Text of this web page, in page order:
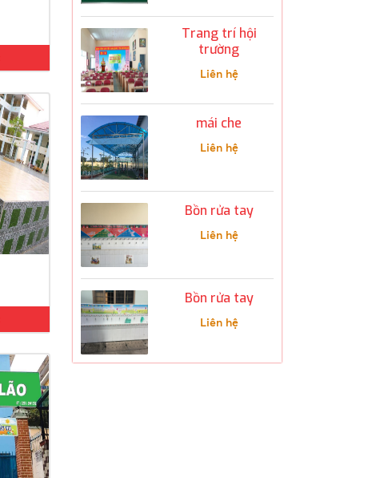
Trang trí hội
trường
Liên hệ
mái che
Liên hệ
Bồn rửa tay
Liên hệ
Bồn rửa tay
Liên hệ